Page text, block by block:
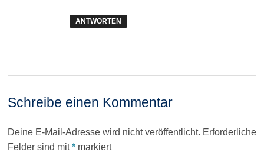
ANTWORTEN
Schreibe einen Kommentar
Deine E-Mail-Adresse wird nicht veröffentlicht. Erforderliche
Felder sind mit*markiert